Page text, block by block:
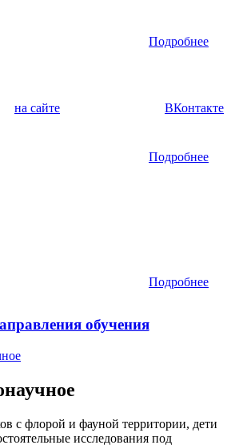
Подробнее
на сайте
ВКонтакте
Подробнее
Подробнее
обучения
научное
с флорой и фауной территории, дети
ные исследования под